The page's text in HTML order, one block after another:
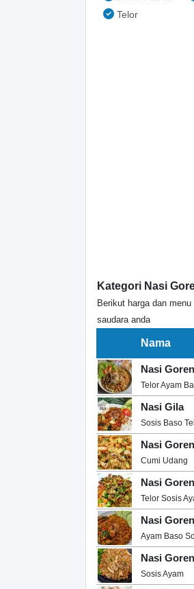
Telor
Kategori Nasi
Berikut harga dan
saudara anda
Nama
Nasi
Telor Ayam
Nasi Gila
Sosis Baso
Nasi
Cumi Udang
Nasi
Telor Sosis
Nasi
Ayam Baso
Nasi
Sosis Ayam